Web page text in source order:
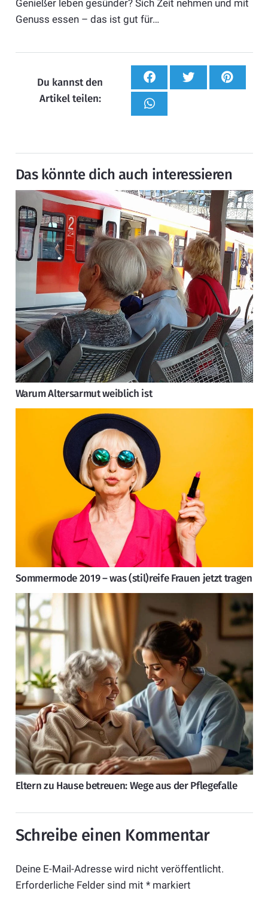
Genießer leben gesünder? Sich Zeit nehmen und mit
Genuss essen – das ist gut für…
Du kannst den
Artikel teilen:
Das könnte dich auch interessieren
Warum Altersarmut weiblich ist
Sommermode 2019 – was (stil)reife Frauen jetzt tragen
Eltern zu Hause betreuen: Wege aus der Pflegefalle
Schreibe einen Kommentar
Deine E-Mail-Adresse wird nicht veröffentlicht.
Erforderliche Felder sind mit *markiert